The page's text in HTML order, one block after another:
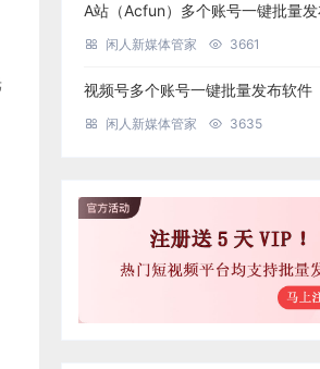
A站（Acfun）多个账号一键批量
闲人新媒体管家 3661
视频号多个账号一键批量发布软件
闲人新媒体管家 3635